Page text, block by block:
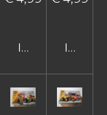
In In